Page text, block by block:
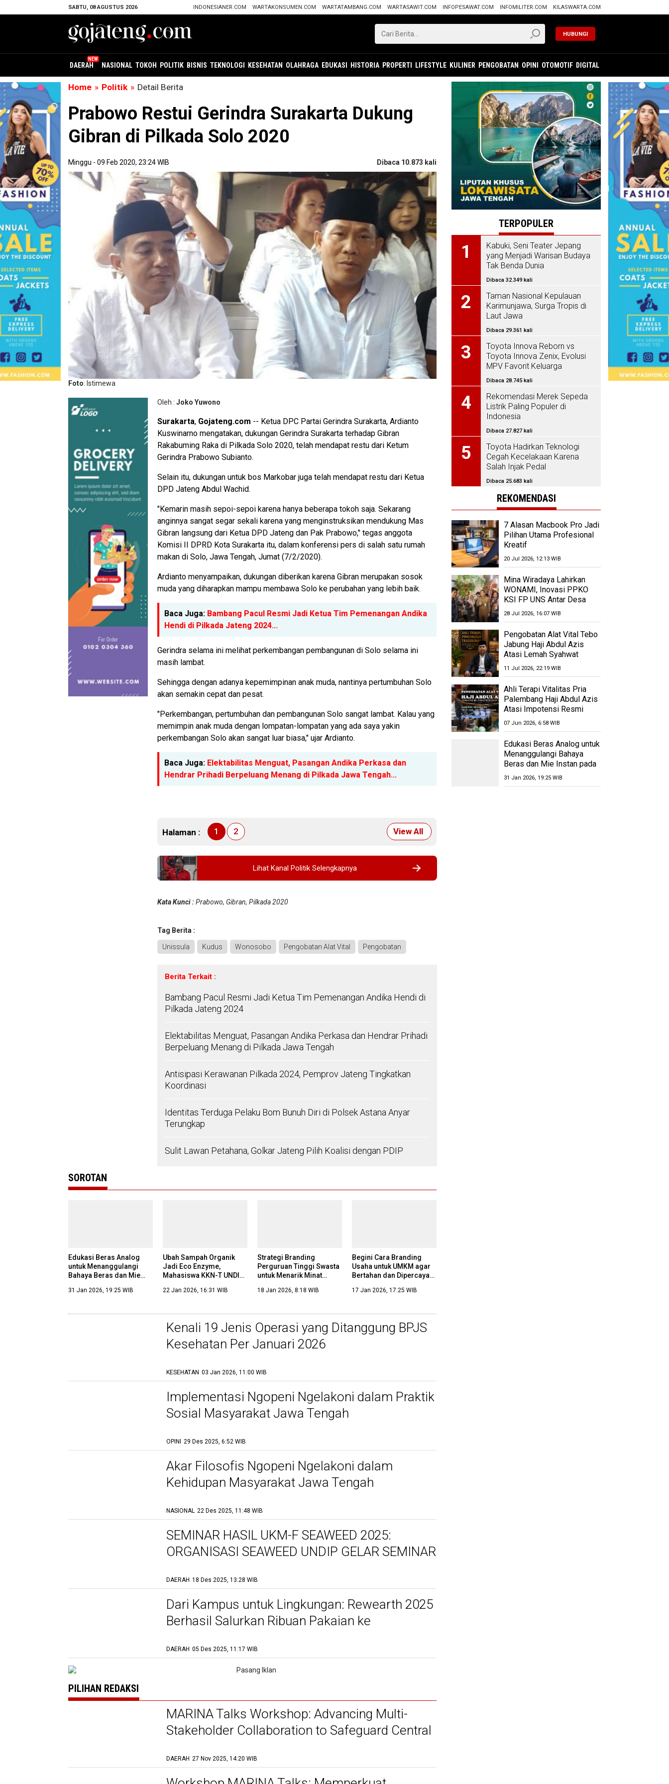
SABTU, 08 AGUSTUS 2026 INDONESIANER.COM WARTAKONSUMEN.COM WARTATAMBANG.COM WARTASAWIT.COM INFOPESAWAT.COM INFOMILITER.COM KILASWARTA.COM
HUBUNGI
DAERAH NASIONAL TOKOH POLITIK BISNIS TEKNOLOGI KESEHATAN OLAHRAGA EDUKASI HISTORIA PROPERTI LIFESTYLE KULINER PENGOBATAN OPINI OTOMOTIF DIGITAL
Home » Politik » Detail Berita
Prabowo Restui Gerindra Surakarta Dukung
Gibran di Pilkada Solo 2020
Minggu - 09 Feb 2020, 23:24 WIB Dibaca 10.873 kali
Foto: Istimewa
Oleh :Joko Yuwono
Surakarta, Gojateng.com -- Ketua DPC Partai Gerindra Surakarta, Ardianto
Kuswinarno mengatakan, dukungan Gerindra Surakarta terhadap Gibran
Rakabuming Raka di Pilkada Solo 2020, telah mendapat restu dari Ketum
Gerindra Prabowo Subianto.
Selain itu, dukungan untuk bos Markobar juga telah mendapat restu dari Ketua
DPD Jateng Abdul Wachid.
"Kemarin masih sepoi-sepoi karena hanya beberapa tokoh saja. Sekarang
anginnya sangat segar sekali karena yang menginstruksikan mendukung Mas
Gibran langsung dari Ketua DPD Jateng dan Pak Prabowo," tegas anggota
Komisi II DPRD Kota Surakarta itu, dalam konferensi pers di salah satu rumah
makan di Solo, Jawa Tengah, Jumat (7/2/2020).
Ardianto menyampaikan, dukungan diberikan karena Gibran merupakan sosok
muda yang diharapkan mampu membawa Solo ke perubahan yang lebih baik.
Baca Juga: Bambang Pacul Resmi Jadi Ketua Tim Pemenangan Andika
Hendi di Pilkada Jateng 2024...
Gerindra selama ini melihat perkembangan pembangunan di Solo selama ini
masih lambat.
Sehingga dengan adanya kepemimpinan anak muda, nantinya pertumbuhan Solo
akan semakin cepat dan pesat.
"Perkembangan, pertumbuhan dan pembangunan Solo sangat lambat. Kalau yang
memimpin anak muda dengan lompatan-lompatan yang ada saya yakin
perkembangan Solo akan sangat luar biasa," ujar Ardianto.
Baca Juga: Elektabilitas Menguat, Pasangan Andika Perkasa dan
Hendrar Prihadi Berpeluang Menang di Pilkada Jawa Tengah...
Halaman : 1 2 View All
Lihat Kanal Politik Selengkapnya
Kata Kunci :Prabowo, Gibran, Pilkada 2020
Tag Berita :
Unissula Kudus Wonosobo Pengobatan Alat Vital Pengobatan
Berita Terkait :
Bambang Pacul Resmi Jadi Ketua Tim Pemenangan Andika Hendi di
Pilkada Jateng 2024
Elektabilitas Menguat, Pasangan Andika Perkasa dan Hendrar Prihadi
Berpeluang Menang di Pilkada Jawa Tengah
Antisipasi Kerawanan Pilkada 2024, Pemprov Jateng Tingkatkan
Koordinasi
Identitas Terduga Pelaku Bom Bunuh Diri di Polsek Astana Anyar
Terungkap
Sulit Lawan Petahana, Golkar Jateng Pilih Koalisi dengan PDIP
SOROTAN
Edukasi Beras Analog
untuk Menanggulangi
Bahaya Beras dan Mie
Lansia Desa Pugeran
31 Jan 2026, 19:25 WIB
Ubah Sampah Organik
Jadi Eco Enzyme,
Mahasiswa KKN-T UNDIP
Peduli Lingkungan
22 Jan 2026, 16:31 WIB
Strategi Branding
Perguruan Tinggi Swasta
untuk Menarik Minat
18 Jan 2026, 8:18 WIB
Begini Cara Branding
Usaha untuk UMKM agar
Bertahan dan Dipercaya
17 Jan 2026, 17:25 WIB
Kenali 19 Jenis Operasi yang Ditanggung BPJS
Kesehatan Per Januari 2026
KESEHATAN 03 Jan 2026, 11:00 WIB
Implementasi Ngopeni Ngelakoni dalam Praktik
Sosial Masyarakat Jawa Tengah
OPINI 29 Des 2025, 6:52 WIB
Akar Filosofis Ngopeni Ngelakoni dalam
Kehidupan Masyarakat Jawa Tengah
NASIONAL 22 Des 2025, 11:48 WIB
SEMINAR HASIL UKM-F SEAWEED 2025:
ORGANISASI SEAWEED UNDIP GELAR SEMINAR
DAN BUDIDAYA RUMPUT LAUT UNTUK
MENGEMBANGKAN POTENSI PEMANFAATAN
RUMPUT LAUT BERKELANJUTAN
DAERAH 18 Des 2025, 13:28 WIB
Dari Kampus untuk Lingkungan: Rewearth 2025
Berhasil Salurkan Ribuan Pakaian ke
DAERAH 05 Des 2025, 11:17 WIB
PILIHAN REDAKSI
MARINA Talks Workshop: Advancing Multi-
Stakeholder Collaboration to Safeguard Central
DAERAH 27 Nov 2025, 14:20 WIB
TERPOPULER
1
Kabuki, Seni Teater Jepang
yang Menjadi Warisan Budaya
Tak Benda Dunia
Dibaca 32.349 kali
2
Taman Nasional Kepulauan
Karimunjawa, Surga Tropis di
Laut Jawa
Dibaca 29.361 kali
3
Toyota Innova Reborn vs
Toyota Innova Zenix, Evolusi
MPV Favorit Keluarga
Indonesia
Dibaca 28.745 kali
4
Rekomendasi Merek Sepeda
Listrik Paling Populer di
Indonesia
Dibaca 27.827 kali
5
Toyota Hadirkan Teknologi
Cegah Kecelakaan Karena
Salah Injak Pedal
Dibaca 25.683 kali
REKOMENDASI
7 Alasan Macbook Pro Jadi
Pilihan Utama Profesional
Kreatif
20 Jul 2026, 12:13 WIB
Mina Wiradaya Lahirkan
WONAMI, Inovasi PPKO
KSI FP UNS Antar Desa
Wonorejo Bersinar di
Polokarto Tumoto Expo
2026
28 Jul 2026, 16:07 WIB
Pengobatan Alat Vital Tebo
Jabung Haji Abdul Azis
Atasi Lemah Syahwat
Resmi
11 Jul 2026, 22:19 WIB
Ahli Terapi Vitalitas Pria
Palembang Haji Abdul Azis
Atasi Impotensi Resmi
07 Jun 2026, 6:58 WIB
Edukasi Beras Analog untuk
Menanggulangi Bahaya
Beras dan Mie Instan pada
Ibu-Ibu dan Lansia Desa
Pugeran
31 Jan 2026, 19:25 WIB